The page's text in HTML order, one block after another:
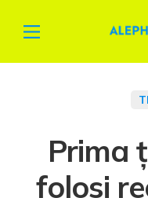
Prima
folosi